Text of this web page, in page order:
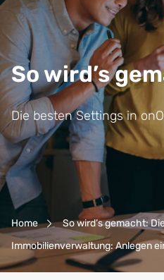
So wird’s
Die besten Settings in
Breadcrumb-Navigation
Home
So wird’s gemacht:
Immobilienverwaltung: Anlegen